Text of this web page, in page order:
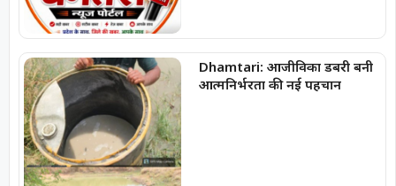
Dhamtari: आजीविका डबरी बनी
आत्मनिर्भरता की नई पहचान